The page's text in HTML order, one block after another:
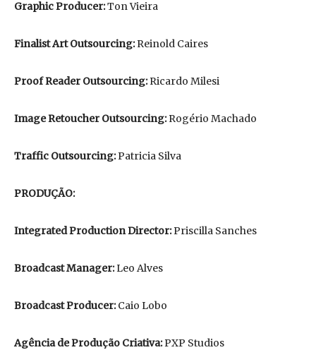
Graphic Producer:Ton Vieira
Finalist Art Outsourcing:Reinold Caires
Proof Reader Outsourcing:Ricardo Milesi
Image Retoucher Outsourcing:Rogério Machado
Traffic Outsourcing:Patricia Silva
PRODUÇÃO:
Integrated Production Director:Priscilla Sanches
Broadcast Manager:Leo Alves
Broadcast Producer:Caio Lobo
Agência de Produção Criativa:PXP Studios